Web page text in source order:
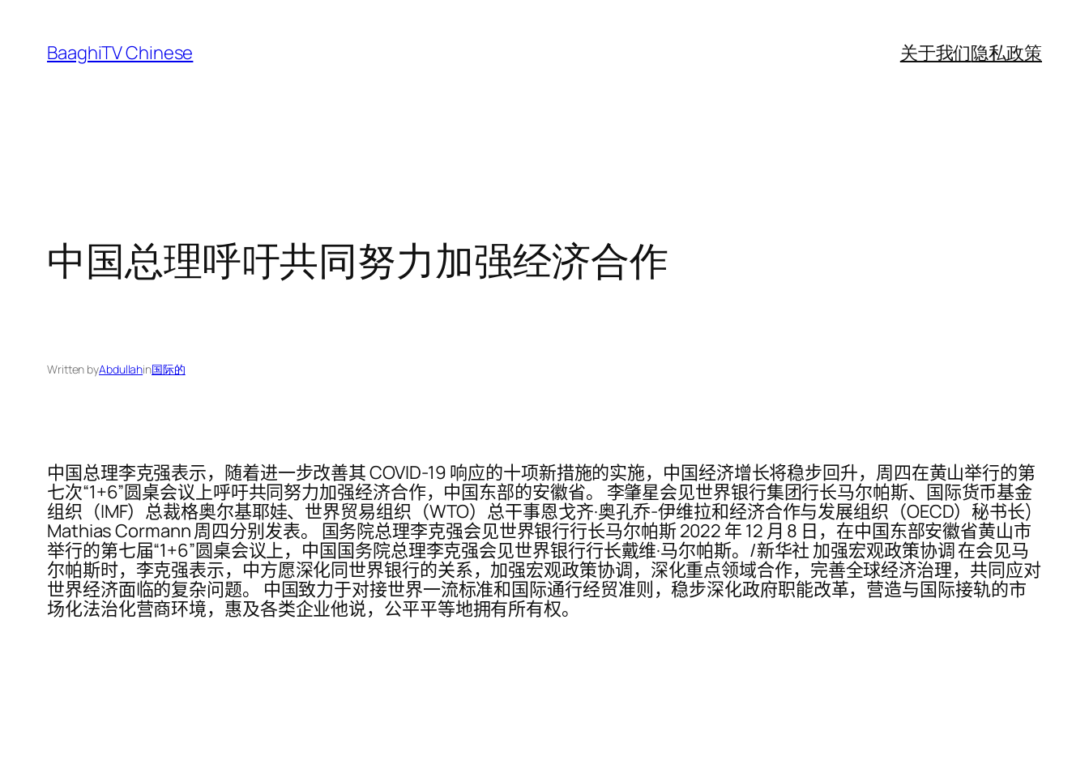
content
BaaghiTV Chinese 关于我们隐私政策
中国总理呼吁共同努力加强经济合作
Written byAbdullahin国际的
中国总理李克强表示，随着进一步改善其 COVID-19 响应的十项新措施的实施，中国经济增长将稳步回升，周四在黄山举行的第
七次“1+6”圆桌会议上呼吁共同努力加强经济合作，中国东部的安徽省。 李肇星会见世界银行集团行长马尔帕斯、国际货币基金
组织（IMF）总裁格奥尔基耶娃、世界贸易组织（WTO）总干事恩戈齐·奥孔乔-伊维拉和经济合作与发展组织（OECD）秘书长)
Mathias Cormann 周四分别发表。 国务院总理李克强会见世界银行行长马尔帕斯 2022 年 12 月 8 日，在中国东部安徽省黄山市
举行的第七届“1+6”圆桌会议上，中国国务院总理李克强会见世界银行行长戴维·马尔帕斯。/新华社 加强宏观政策协调 在会见马
尔帕斯时，李克强表示，中方愿深化同世界银行的关系，加强宏观政策协调，深化重点领域合作，完善全球经济治理，共同应对
世界经济面临的复杂问题。 中国致力于对接世界一流标准和国际通行经贸准则，稳步深化政府职能改革，营造与国际接轨的市
场化法治化营商环境，惠及各类企业他说，公平平等地拥有所有权。